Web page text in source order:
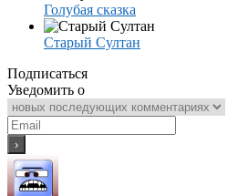
Голубая сказка
Старый Султан
Подписаться
Уведомить о